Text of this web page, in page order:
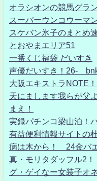
オラシオンの競馬グラ
スーパーウンコウーマ
スケバン氷子のまとめ
とおやまエリア51
一番くじ福袋 だいすき
声優だいすき！26-
大阪エキストラNOTE
天にまします我らが父
まえ！
実録パチンコ梁山泊！
有益便利情報サイトの
病は木から！ 24金バ
真・モリタダッフル2
グ・ゲイなー女装子オ